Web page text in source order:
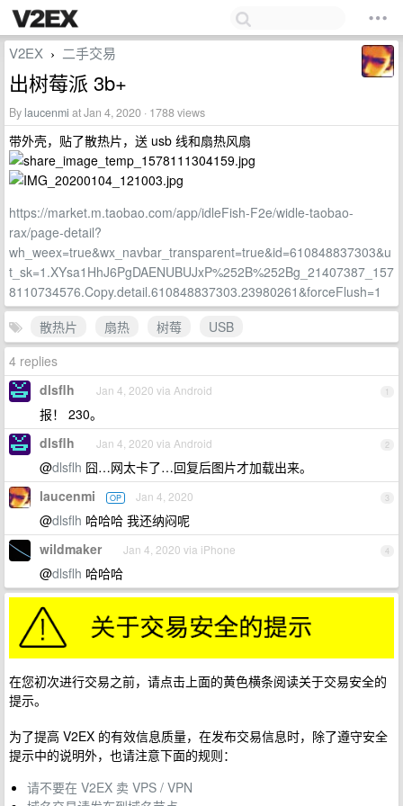
V2EX › 二手交易
出树莓派 3b+
By laucenmi at Jan 4, 2020 · 1788 views
带外壳，贴了散热片，送 usb 线和扇热风扇
https://market.m.taobao.com/app/idleFish-F2e/widle-taobao-
rax/page-detail?
wh_weex=true&wx_navbar_transparent=true&id=610848837303&u
t_sk=1.XYsa1HhJ6PgDAENUBUJxP%252B%252Bg_21407387_157
8110734576.Copy.detail.610848837303.23980261&forceFlush=1
散热片
扇热 树莓
USB
4 replies
1
dlsflh Jan 4, 2020 via Android
报！ 230。
2
dlsflh Jan 4, 2020 via Android
@dlsflh 囧…网太卡了…回复后图片才加载出来。
3
laucenmi OP Jan 4, 2020
@dlsflh 哈哈哈 我还纳闷呢
4
wildmaker Jan 4, 2020 via iPhone
@dlsflh 哈哈哈
在您初次进行交易之前，请点击上面的黄色横条阅读关于交易安全的
提示。
为了提高 V2EX 的有效信息质量，在发布交易信息时，除了遵守安全
提示中的说明外，也请注意下面的规则：
请不要在 V2EX 卖 VPS / VPN